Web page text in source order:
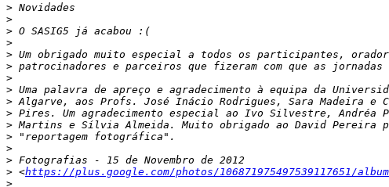
>
>
>
>
>
>
>
>
>
>
>
>
>
>
> <https://plus.google.com/photos/106871975497539117651/
>